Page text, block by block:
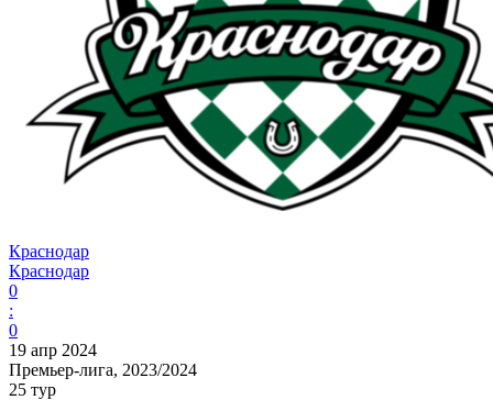
Краснодар
Краснодар
0
:
0
19 апр 2024
Премьер-лига, 2023/2024
25 тур